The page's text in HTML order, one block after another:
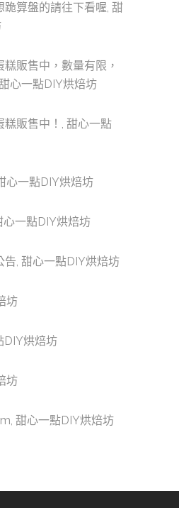
跪算盤的請往下看喔, 甜
販售中，數量有限，
心一點DIY烘焙坊
糕販售中！, 甜心一點
心一點DIY烘焙坊
一點DIY烘焙坊
告, 甜心一點DIY烘焙坊
坊
DIY烘焙坊
坊
甜心一點DIY烘焙坊